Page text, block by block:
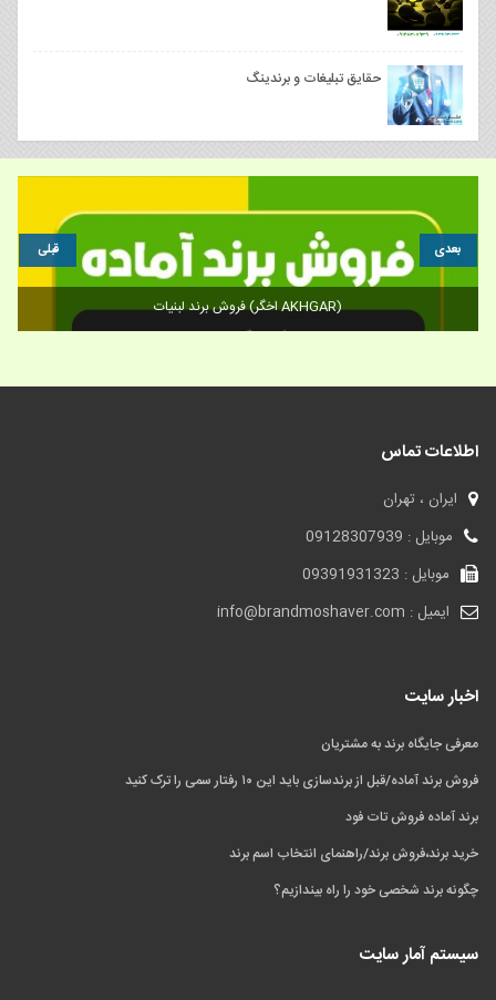
حقایق تبلیغات و برندینگ
فروش برند تجاری،برند خود را از ما بخرید
قبلی بعدی
اطلاعات تماس
ایران ، تهران
موبایل : 09128307939
موبایل : 09391931323
ایمیل : info@brandmoshaver.com
اخبار سایت
معرفی جایگاه برند به مشتریان
فروش برند آماده/قبل از برندسازی باید این ۱۰ رفتار سمی را ترک کنید
برند آماده فروش تات فود
خرید برند،فروش برند/راهنمای انتخاب اسم برند
چگونه برند شخصی خود را راه بیندازیم؟
سیستم آمار سایت